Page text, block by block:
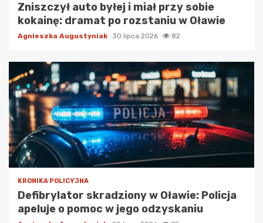
Zniszczył auto byłej i miał przy sobie
kokainę: dramat po rozstaniu w Oławie
Agnieszka Augustyniak 30 lipca 2026 82
KRONIKA POLICYJNA
Defibrylator skradziony w Oławie: Policja
apeluje o pomoc w jego odzyskaniu